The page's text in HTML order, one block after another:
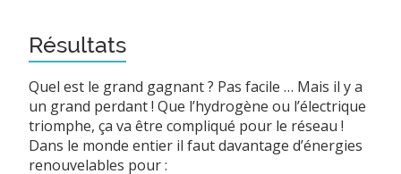
Résultats
Quel est le grand gagnant ? Pas facile … Mais il y a
un grand perdant ! Que l’hydrogène ou l’électrique
triomphe, ça va être compliqué pour le réseau !
Dans le monde entier il faut davantage d’énergies
renouvelables pour :